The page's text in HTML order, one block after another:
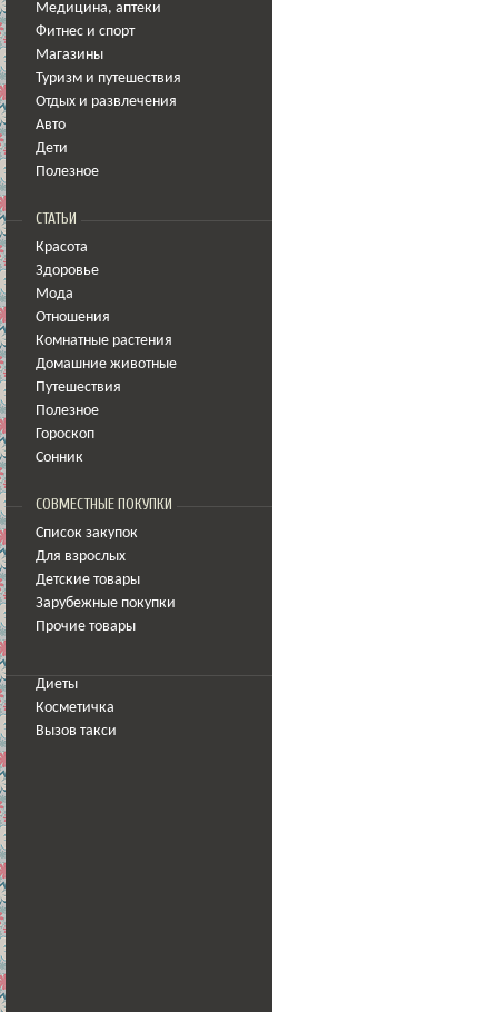
Медицина, аптеки
Фитнес и спорт
Магазины
Туризм и путешествия
Отдых и развлечения
Авто
Дети
Полезное
СТАТЬИ
Красота
Здоровье
Мода
Отношения
Комнатные растения
Домашние животные
Путешествия
Полезное
Гороскоп
Сонник
СОВМЕСТНЫЕ ПОКУПКИ
Список закупок
Для взрослых
Детские товары
Зарубежные покупки
Прочие товары
Диеты
Косметичка
Вызов такси